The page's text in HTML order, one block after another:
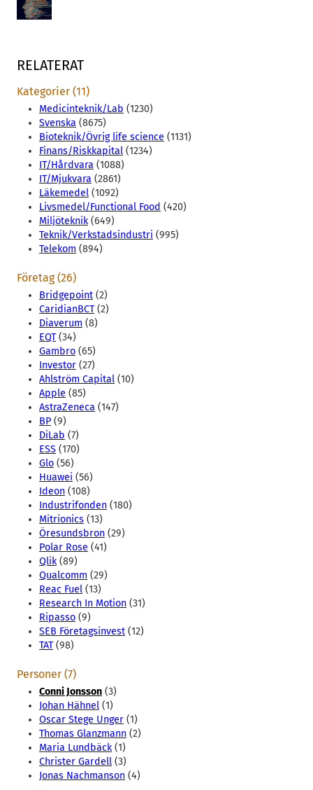
RELATERAT
Kategorier (11)
Medicinteknik/Lab (1230)
Svenska (8675)
Bioteknik/Övrig life science (1131)
Finans/Riskkapital (1234)
IT/Hårdvara (1088)
IT/Mjukvara (2861)
Läkemedel (1092)
Livsmedel/Functional Food (420)
Miljöteknik(649)
Teknik/Verkstadsindustri (995)
Telekom (894)
Företag (26)
Bridgepoint (2)
CaridianBCT(2)
Diaverum (8)
EQT(34)
Gambro (65)
Investor (27)
Ahlström Capital (10)
Apple (85)
AstraZeneca (147)
BP (9)
DiLab (7)
ESS (170)
Glo (56)
Huawei (56)
Ideon (108)
Industrifonden (180)
Mitrionics (13)
Öresundsbron (29)
Polar Rose (41)
Qlik(89)
Qualcomm (29)
Reac Fuel (13)
Research In Motion (31)
Ripasso (9)
SEB Företagsinvest (12)
TAT(98)
Personer (7)
Conni Jonsson (3)
Johan Hähnel (1)
Oscar Stege Unger (1)
Thomas Glanzmann (2)
Maria Lundbäck(1)
Christer Gardell (3)
Jonas Nachmanson (4)